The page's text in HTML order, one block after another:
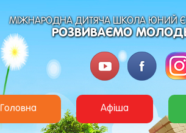
МІЖНАРОДНА ДИТЯЧА ШКОЛА ЮНИЙ
РОЗВИВАЄМО
Головна Афіша